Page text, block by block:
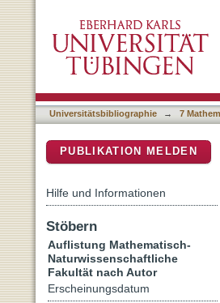
Universitätsbibliographie → 7
PUBLIKATION MELDEN
Hilfe und Informationen
Stöbern
Auflistung Mathematisch-
Naturwissenschaftliche
Fakultät nach Autor
Erscheinungsdatum